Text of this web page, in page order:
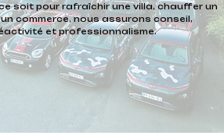
soit pour rafraîchir une villa, chauffer un
commerce, nous assurons conseil,
et professionnalisme.